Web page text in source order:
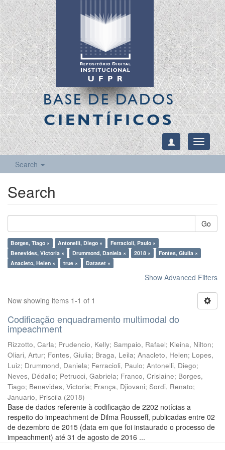
BASE DE DADOS
CIENTÍFICOS
Toggle
Search
Search
Go
Borges, Tiago × Antonelli, Diego ×
Ferracioli, Paulo ×
Benevides, Victoria ×
Drummond, Daniela × 2018 ×
Fontes, Giulia ×
Anacleto, Helen ×
true × Dataset ×
Show Advanced Filters
Now showing items 1-1 of 1
Codificação enquadramento multimodal do
impeachment
Rizzotto, Carla; Prudencio, Kelly; Sampaio, Rafael; Kleina, Nilton;
Oliari, Artur; Fontes, Giulia; Braga, Leila; Anacleto, Helen; Lopes,
Luiz; Drummond, Daniela; Ferracioli, Paulo; Antonelli, Diego;
Neves, Dédallo; Petrucci, Gabriela; Franco, Crislaine; Borges,
Tiago; Benevides, Victoria; França, Djiovani; Sordi, Renato;
Januario, Priscila (2018)
Base de dados referente à codificação de 2202 notícias a
respeito do impeachment de Dilma Rousseff, publicadas entre 02
de dezembro de 2015 (data em que foi instaurado o processo de
impeachment) até 31 de agosto de 2016 ...